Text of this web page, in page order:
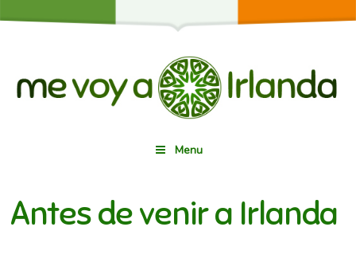
Menu
Antes de venir a Irlanda